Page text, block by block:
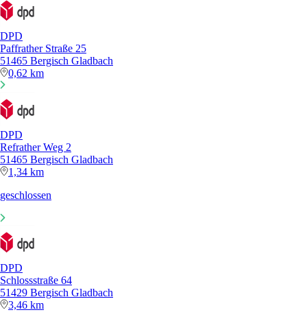
DPD
Paffrather Straße 25
51465 Bergisch Gladbach
0,62 km
DPD
Refrather Weg 2
51465 Bergisch Gladbach
1,34 km
geschlossen
DPD
Schlossstraße 64
51429 Bergisch Gladbach
3,46 km